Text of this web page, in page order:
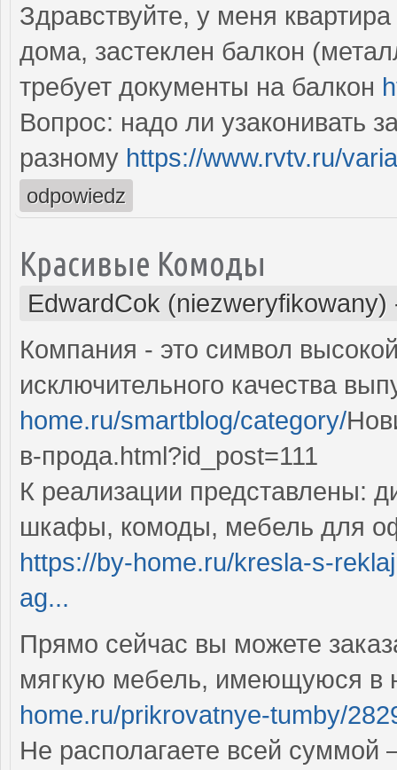
Здравствуйте, у меня
дома, застеклен балкон
требует документы на балкон
Вопрос: надо ли узаконивать
разному https://www.rvtv.ru/
odpowiedz
Красивые Комоды
EdwardCok (niezweryfikowany)
Компания - это символ
исключительного качества
home.ru/smartblog/category/
в-прода.html?id_post=111
К реализации представлены:
шкафы, комоды, мебель для
https://by-home.ru/kresla-s-
ag...
Прямо сейчас вы можете
мягкую мебель, имеющуюся в
home.ru/prikrovatnye-tumby/
Не располагаете всей суммой